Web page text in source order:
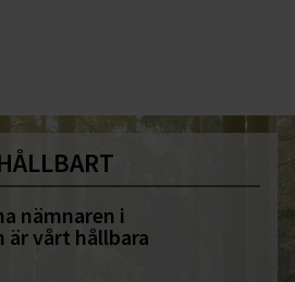
nämnaren i
är vårt hållbara